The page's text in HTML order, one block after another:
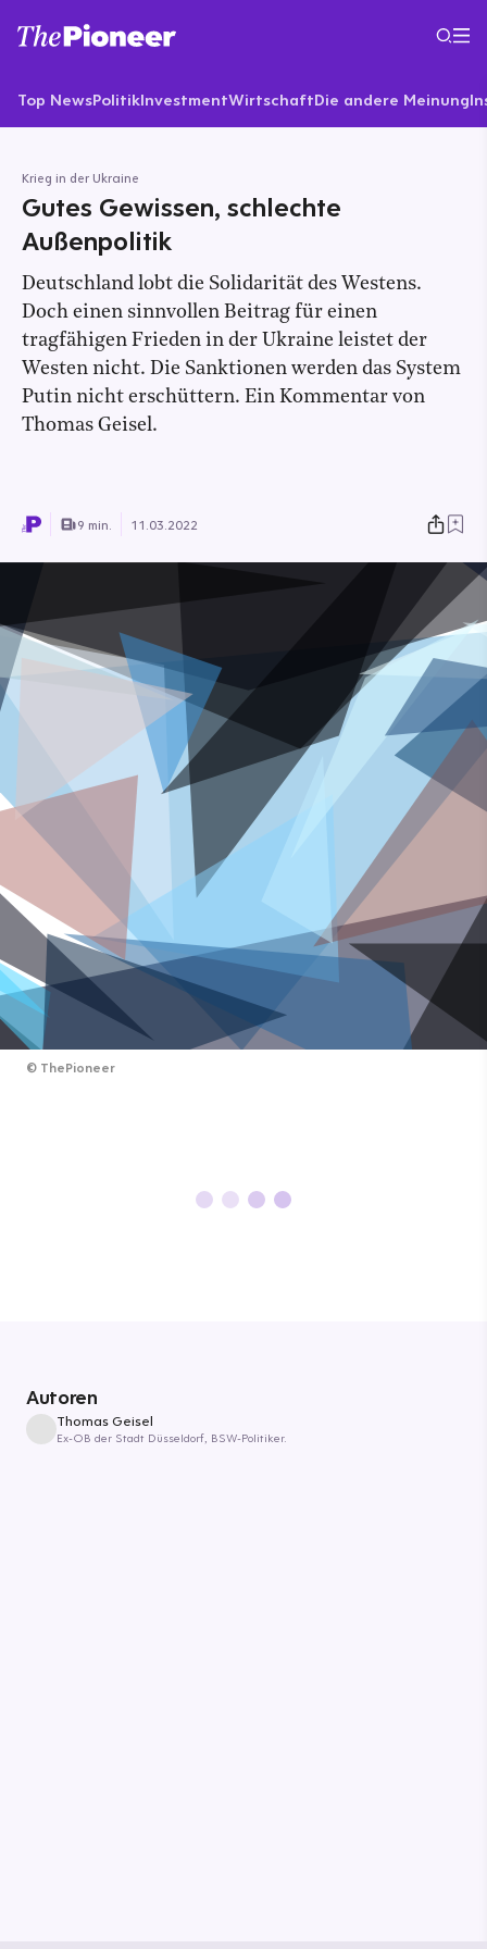
Top NewsPolitikInvestmentWirtschaftDie andere Meinung
Krieg in der Ukraine
Gutes Gewissen, schlechte
Außenpolitik
Deutschland lobt die Solidarität des Westens.
Doch einen sinnvollen Beitrag für einen
tragfähigen Frieden in der Ukraine leistet der
Westen nicht. Die Sanktionen werden das System
Putin nicht erschüttern. Ein Kommentar von
Thomas Geisel.
9 min. 11.03.2022
© ThePioneer
Autoren
Thomas Geisel
Ex-OB der Stadt Düsseldorf, BSW-Politiker.